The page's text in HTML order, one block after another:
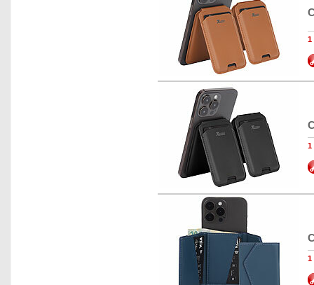
1
1
1